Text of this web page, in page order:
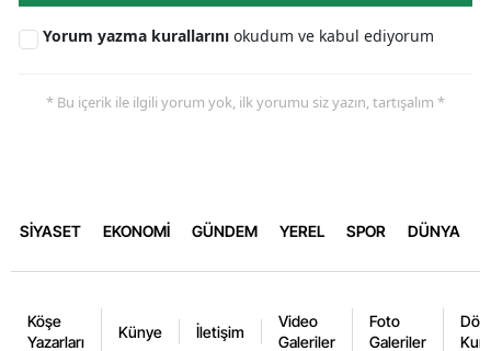
Yorum yazma kurallarını okudum ve kabul ediyorum
* Bu içerik ile ilgili yorum yok, ilk yorumu siz yazın, tartışalım *
SİYASET EKONOMİ GÜNDEM YEREL SPOR DÜNYA
Köşe
Yazarları
Künye İletişim
Video
Galeriler
Foto
Galeriler